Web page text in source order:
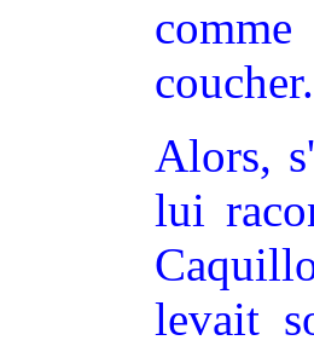
coucher.
Alors,
lui
levait